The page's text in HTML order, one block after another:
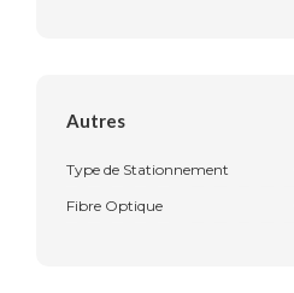
Autres
Type de Stationnement
Fibre Optique